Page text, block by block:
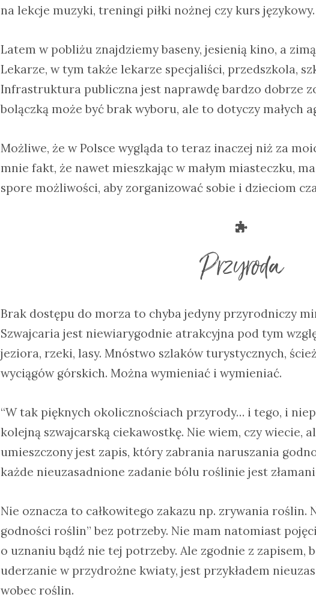
na lekcje muzyki, treningi piłki nożnej czy kurs językowy.
Latem w pobliżu znajdziemy baseny, jesienią kino, a
Lekarze, w tym także lekarze specjaliści, przedszkola,
Infrastruktura publiczna jest naprawdę bardzo dobrze
bolączką może być brak wyboru, ale to dotyczy małych
Możliwe, że w Polsce wygląda to teraz inaczej niż za
mnie fakt, że nawet mieszkając w małym miasteczku,
spore możliwości, aby zorganizować sobie i dzieciom
Przyroda
Brak dostępu do morza to chyba jedyny przyrodniczy
Szwajcaria jest niewiarygodnie atrakcyjna pod tym
jeziora, rzeki, lasy. Mnóstwo szlaków turystycznych,
wyciągów górskich. Można wymieniać i wymieniać.
“W tak pięknych okolicznościach przyrody… i tego, i
kolejną szwajcarską ciekawostkę. Nie wiem, czy wiecie,
umieszczony jest zapis, który zabrania naruszania
każde nieuzasadnione zadanie bólu roślinie jest
Nie oznacza to całkowitego zakazu np. zrywania roślin.
godności roślin” bez potrzeby. Nie mam natomiast
o uznaniu bądź nie tej potrzeby. Ale zgodnie z zapisem,
uderzanie w przydrożne kwiaty, jest przykładem
wobec roślin.